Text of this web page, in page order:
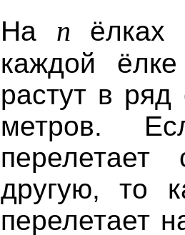
На n
каждой
растут в
метров.
другую, то
перелетает